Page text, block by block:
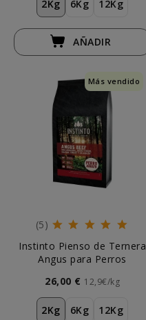
2Kg 6Kg 12Kg
AÑADIR
Más vendido
(5)
Instinto Pienso de Ternera
Angus para Perros
26,00 € 12,9€/kg
2Kg 6Kg 12Kg